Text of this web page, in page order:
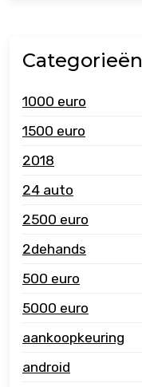
Categorieën
1000 euro
1500 euro
2018
24 auto
2500 euro
2dehands
500 euro
5000 euro
aankoopkeuring
android